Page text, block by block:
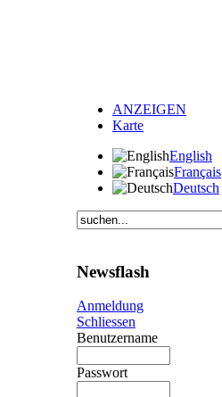
ANZEIGEN
Karte
English
Français
Deutsch
Newsflash
Anmeldung
Schliessen
Benutzername
Passwort